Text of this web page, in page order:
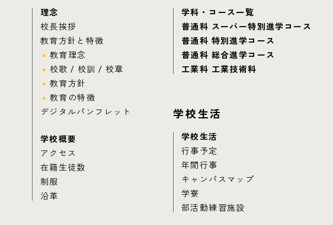
理念
校長挨拶
教育方針と特徴
教育理念
校歌 / 校訓 / 校章
教育方針
教育の特徴
デジタルパンフレット
学校概要
アクセス
在籍生徒数
制服
沿革
学科・コース一覧
普通科 スーパー特別進学コース
普通科 特別進学コース
普通科 総合進学コース
工業科 工業技術科
学校生活
学校生活
行事予定
年間行事
キャンパスマップ
学寮
部活動練習施設